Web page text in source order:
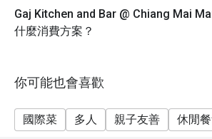
Gaj Kitchen and Bar @ Chiang Mai
什麼消費方案？
你可能也會喜歡
國際菜 多人 親子友善 休閒